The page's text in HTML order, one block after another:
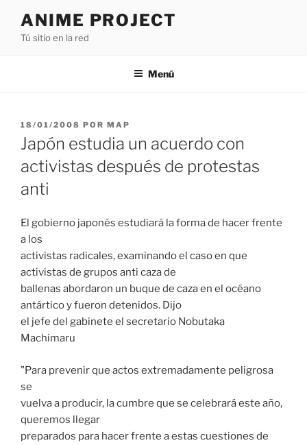
contenido
ANIME PROJECT
Tú sitio en la red
Menú
PUBLICADO
EL
18/01/2008 POR MAP
Japón estudia un acuerdo con
activistas después de protestas
anti
El gobierno japonés estudiará la forma de hacer frente
a los
activistas radicales, examinando el caso en que
activistas de grupos anti caza de
ballenas abordaron un buque de caza en el océano
antártico y fueron detenidos. Dijo
el jefe del gabinete el secretario Nobutaka
Machimaru
"Para prevenir que actos extremadamente peligrosa
se
vuelva a producir, la cumbre que se celebrará este año,
queremos llegar
preparados para hacer frente a estas cuestiones de